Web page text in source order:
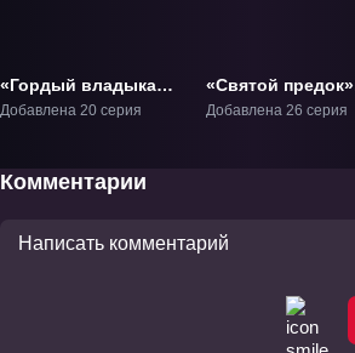
«Гордый владыка
вечности» ТВ-1
Добавлена 20 серия
«Святой предок»
ТВ-1
Добавлена 26 серия
Комментарии